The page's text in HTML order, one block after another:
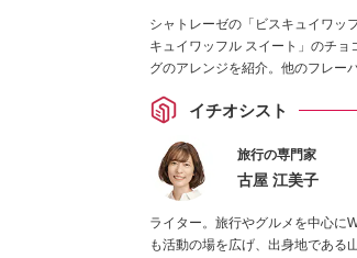
シャトレーゼの「ビスキュイワッ
キュイワッフル スイート」のチ
グのアレンジを紹介。他のフレー
イチオシスト
旅行の専門家
古屋 江美子
ライター。旅行やグルメを中心に
も活動の場を広げ、出身地である